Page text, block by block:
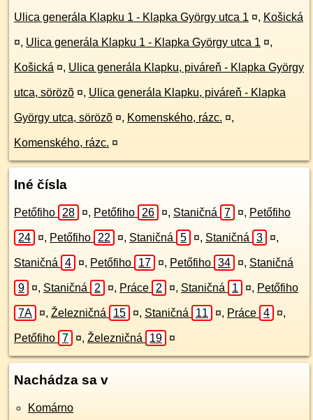
Ulica generála Klapku 1 - Klapka György utca 1 ¤, Košická
¤, Ulica generála Klapku 1 - Klapka György utca 1 ¤,
Košická ¤, Ulica generála Klapku, piváreň - Klapka György
utca, sörözõ ¤, Ulica generála Klapku, piváreň - Klapka
György utca, sörözõ ¤, Komenského, rázc. ¤,
Komenského, rázc. ¤
Iné čísla
Petőfiho 28 ¤, Petőfiho 26 ¤, Staničná 7 ¤, Petőfiho
24 ¤, Petőfiho 22 ¤, Staničná 5 ¤, Staničná 3 ¤,
Staničná 4 ¤, Petőfiho 17 ¤, Petőfiho 34 ¤, Staničná
9 ¤, Staničná 2 ¤, Práce 2 ¤, Staničná 1 ¤, Petőfiho
7A ¤, Železničná 15 ¤, Staničná 11 ¤, Práce 4 ¤,
Petőfiho 7 ¤, Železničná 19 ¤
Nachádza sa v
Komárno